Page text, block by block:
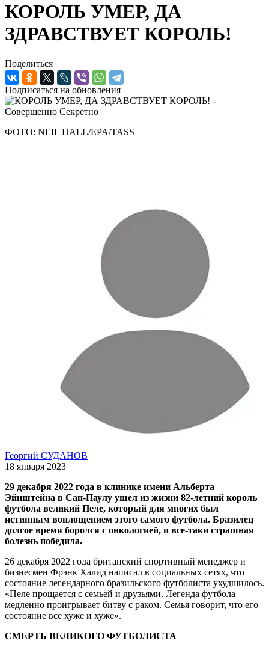
КОРОЛЬ УМЕР, ДА
ЗДРАВСТВУЕТ КОРОЛЬ!
Поделиться
Подписаться на обновления
ФОТО: NEIL HALL/EPA/TASS
Георгий СУДАНОВ
18 января 2023
29 декабря 2022 года в клинике имени Альберта
Эйнштейна в Сан-Паулу ушел из жизни 82-летний король
футбола великий Пеле, который для многих был
истинным воплощением этого самого футбола. Бразилец
долгое время боролся с онкологией, и все-таки страшная
болезнь победила.
26 декабря 2022 года британский спортивный менеджер и
бизнесмен Фрэнк Халид написал в социальных сетях, что
состояние легендарного бразильского футболиста ухудшилось.
«Пеле прощается с семьей и друзьями. Легенда футбола
медленно проигрывает битву с раком. Семья говорит, что его
состояние все хуже и хуже».
СМЕРТЬ ВЕЛИКОГО ФУТБОЛИСТА